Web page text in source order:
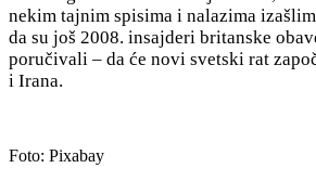
nekim tajnim spisima i nalazima
da su još 2008. insajderi britanske
poručivali – da će novi svetski rat
i Irana.
Foto: Pixabay